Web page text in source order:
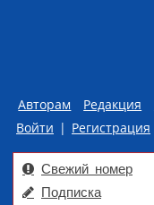
Авторам Редакция
Войти | Регистрация
Свежий номер
Подписка